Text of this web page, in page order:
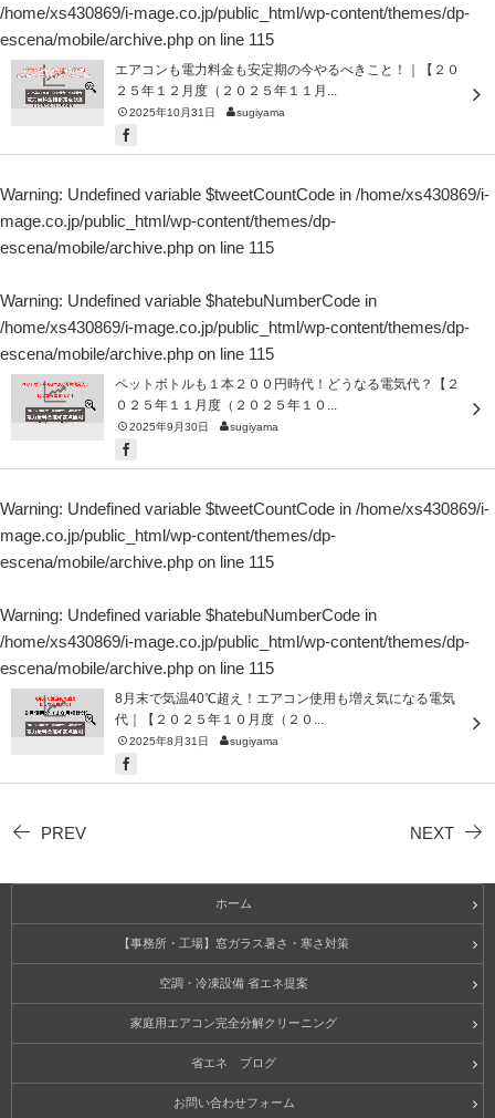
/home/xs430869/i-mage.co.jp/public_html/wp-content/themes/dp-
escena/mobile/archive.php on line 115
エアコンも電力料金も安定期の今やるべきこと！｜【２０
２５年１２月度（２０２５年１１月...
2025年10月31日 sugiyama
Warning: Undefined variable $tweetCountCode in /home/xs430869/i-
mage.co.jp/public_html/wp-content/themes/dp-
escena/mobile/archive.php on line 115
Warning: Undefined variable $hatebuNumberCode in
/home/xs430869/i-mage.co.jp/public_html/wp-content/themes/dp-
escena/mobile/archive.php on line 115
ペットボトルも１本２００円時代！どうなる電気代？【２
０２５年１１月度（２０２５年１０...
2025年9月30日 sugiyama
Warning: Undefined variable $tweetCountCode in /home/xs430869/i-
mage.co.jp/public_html/wp-content/themes/dp-
escena/mobile/archive.php on line 115
Warning: Undefined variable $hatebuNumberCode in
/home/xs430869/i-mage.co.jp/public_html/wp-content/themes/dp-
escena/mobile/archive.php on line 115
8月末で気温40℃超え！エアコン使用も増え気になる電気
代｜【２０２５年１０月度（２０...
2025年8月31日 sugiyama
PREV NEXT
ホーム
【事務所・工場】窓ガラス暑さ・寒さ対策
空調・冷凍設備 省エネ提案
家庭用エアコン完全分解クリーニング
省エネ ブログ
お問い合わせフォーム